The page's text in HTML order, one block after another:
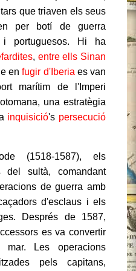
que triaven els seus
per botí de guerra
i portuguesos. Hi ha
, entre ells Sinan
enfugir d'Iberia es van
marítim de l'Imperi
una estratègia
inquisició's persecució
(1518-1587), els
del sultà, comandant
de guerra amb
d'esclaus i els
Després de 1587,
es va convertir
Les operacions
pels capitans,